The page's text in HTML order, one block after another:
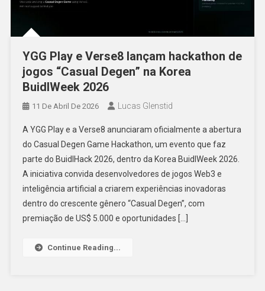
YGG Play e Verse8 lançam hackathon de
jogos “Casual Degen” na Korea
BuidlWeek 2026
11 De Abril De 2026 Lucas Glenstid
A YGG Play e a Verse8 anunciaram oficialmente a abertura
do Casual Degen Game Hackathon, um evento que faz
parte do BuidlHack 2026, dentro da Korea BuidlWeek 2026.
A iniciativa convida desenvolvedores de jogos Web3 e
inteligência artificial a criarem experiências inovadoras
dentro do crescente gênero “Casual Degen”, com
premiação de US$ 5.000 e oportunidades […]
Continue Reading...